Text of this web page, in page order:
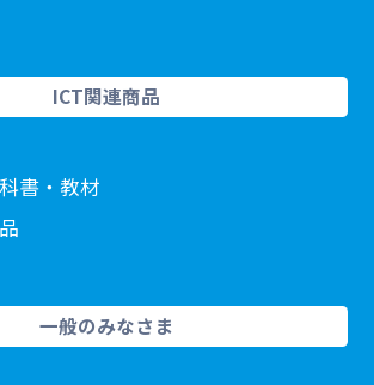
ICT関連商品
書・教材
一般のみなさま